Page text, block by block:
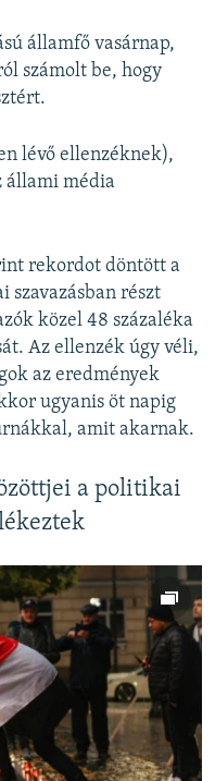
államfő vasárnap,
számolt be, hogy
lévő ellenzéknek),
állami média
rekordot döntött a
részt
közel 48 százaléka
Az ellenzék úgy véli,
az eredmények
ugyanis öt napig
amit akarnak.
a politikai